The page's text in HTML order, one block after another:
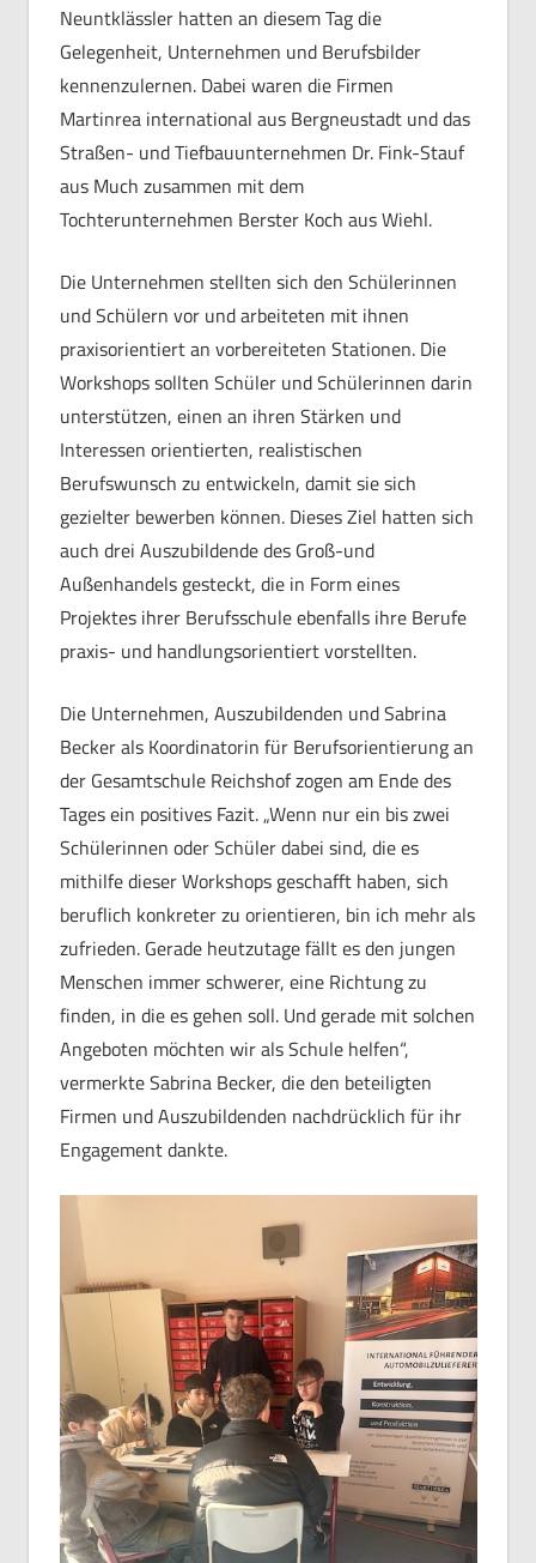
Neuntklässler hatten an diesem Tag die
Gelegenheit, Unternehmen und Berufsbilder
kennenzulernen. Dabei waren die Firmen
Martinrea international aus Bergneustadt und das
Straßen- und Tiefbauunternehmen Dr. Fink-Stauf
aus Much zusammen mit dem
Tochterunternehmen Berster Koch aus Wiehl.
Die Unternehmen stellten sich den Schülerinnen
und Schülern vor und arbeiteten mit ihnen
praxisorientiert an vorbereiteten Stationen. Die
Workshops sollten Schüler und Schülerinnen darin
unterstützen, einen an ihren Stärken und
Interessen orientierten, realistischen
Berufswunsch zu entwickeln, damit sie sich
gezielter bewerben können. Dieses Ziel hatten sich
auch drei Auszubildende des Groß-und
Außenhandels gesteckt, die in Form eines
Projektes ihrer Berufsschule ebenfalls ihre Berufe
praxis- und handlungsorientiert vorstellten.
Die Unternehmen, Auszubildenden und Sabrina
Becker als Koordinatorin für Berufsorientierung an
der Gesamtschule Reichshof zogen am Ende des
Tages ein positives Fazit. „Wenn nur ein bis zwei
Schülerinnen oder Schüler dabei sind, die es
mithilfe dieser Workshops geschafft haben, sich
beruflich konkreter zu orientieren, bin ich mehr als
zufrieden. Gerade heutzutage fällt es den jungen
Menschen immer schwerer, eine Richtung zu
finden, in die es gehen soll. Und gerade mit solchen
Angeboten möchten wir als Schule helfen“,
vermerkte Sabrina Becker, die den beteiligten
Firmen und Auszubildenden nachdrücklich für ihr
Engagement dankte.